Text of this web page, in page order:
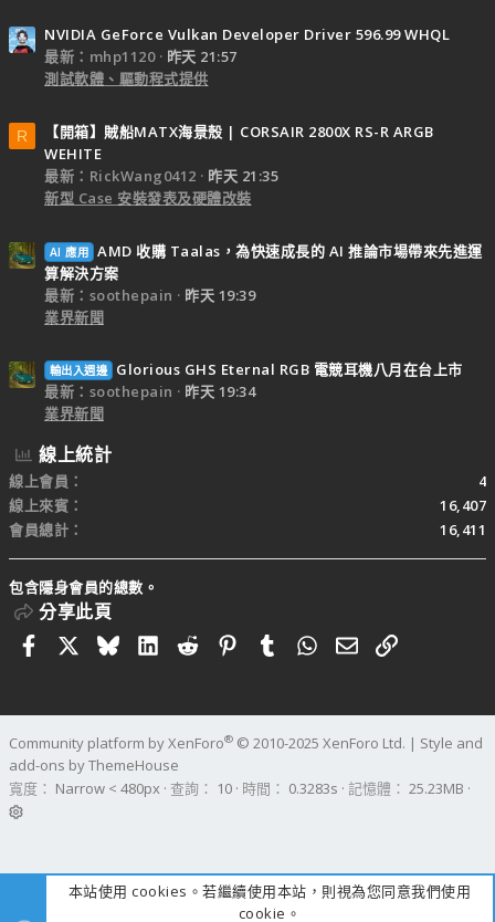
NVIDIA GeForce Vulkan Developer Driver 596.99 WHQL
最新：mhp1120
昨天 21:57
測試軟體、驅動程式提供
R
【開箱】賊船MATX海景殼 | CORSAIR 2800X RS-R ARGB
WEHITE
最新：RickWang0412
昨天 21:35
新型 Case 安裝發表及硬體改裝
AI 應用 AMD 收購 Taalas，為快速成長的 AI 推論市場帶來先進運
算解決方案
最新：soothepain
昨天 19:39
業界新聞
輸出入週邊
Glorious GHS Eternal RGB 電競耳機八月在台上市
最新：soothepain
昨天 19:34
業界新聞
線上統計
線上會員
4
線上來賓
16,407
會員總計
16,411
包含隱身會員的總數。
分享此頁
FacebookBlueskyLinkedIn
RedditPinterestTumblrWhatsApp
電子郵件
連結
Community platform by XenForo® © 2010-2025 XenForo Ltd. | Style and
add-ons by ThemeHouse
寬度
查詢 10 時間 0.3283s 記憶體 25.23MB
本站使用 cookies。若繼續使用本站，則視為您同意我們使用
cookie。